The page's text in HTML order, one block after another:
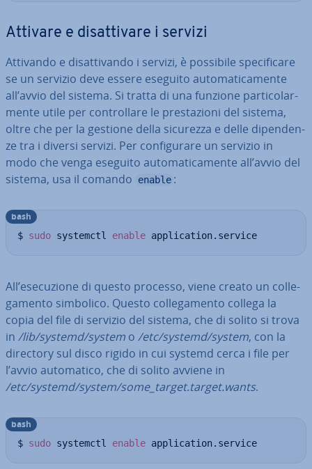
Attivare e di­sat­ti­va­re i servizi
Attivando e di­sat­ti­van­do i servizi, è possibile spe­ci­fi­ca­re
se un servizio deve essere eseguito au­to­ma­ti­ca­men­te
all’avvio del sistema. Si tratta di una funzione par­ti­co­lar­
men­te utile per con­trol­la­re le pre­sta­zio­ni del sistema,
oltre che per la gestione della sicurezza e delle di­pen­den­
ze tra i diversi servizi. Per con­fi­gu­ra­re un servizio in
modo che venga eseguito au­to­ma­ti­ca­men­te all’avvio del
sistema, usa il comando
enable :
$ sudo systemctl enable application.service
bash
All’ese­cu­zio­ne di questo processo, viene creato un col­le­
ga­men­to simbolico. Questo col­le­ga­men­to collega la
copia del file di servizio del sistema, che di solito si trova
in /lib/systemd/system o /etc/systemd/system, con la
directory sul disco rigido in cui systemd cerca i file per
l’avvio au­to­ma­ti­co, che di solito avviene in
/etc/systemd/system/some_target.target.wants.
$ sudo systemctl enable application.service
bash